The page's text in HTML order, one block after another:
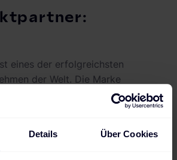
Details Über Cookies
eines der erfolgreichsten
der Welt. Die Marke
für hochwertige Fahrzeuge,
faszinieren. Zugleich ist das
ist in verschiedenen
Mit seinen